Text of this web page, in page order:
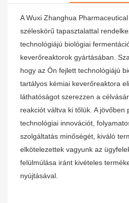
A Wuxi Zhanghua
széleskörű tapasztalattal
technológiájú biológiai
keverőreaktorok gyártásában.
hogy az Ön fejlett technológiájú
tartályos kémiai keverőreaktora
láthatóságot szerezzen a
reakciót váltva ki tőlük. A jövőben
technológiai innovációt,
szolgáltatás minőségét, kiváló
elkötelezettek vagyunk az
felülmúlása iránt kivételes
nyújtásával.